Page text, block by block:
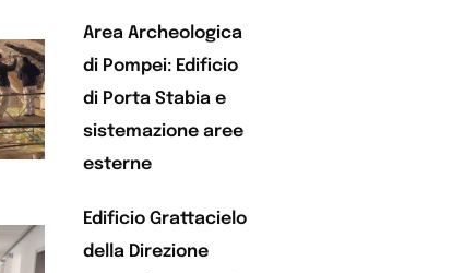
Area Archeologica
di Pompei: Edificio
di Porta Stabia e
sistemazione aree
esterne
Edificio Grattacielo
della Direzione